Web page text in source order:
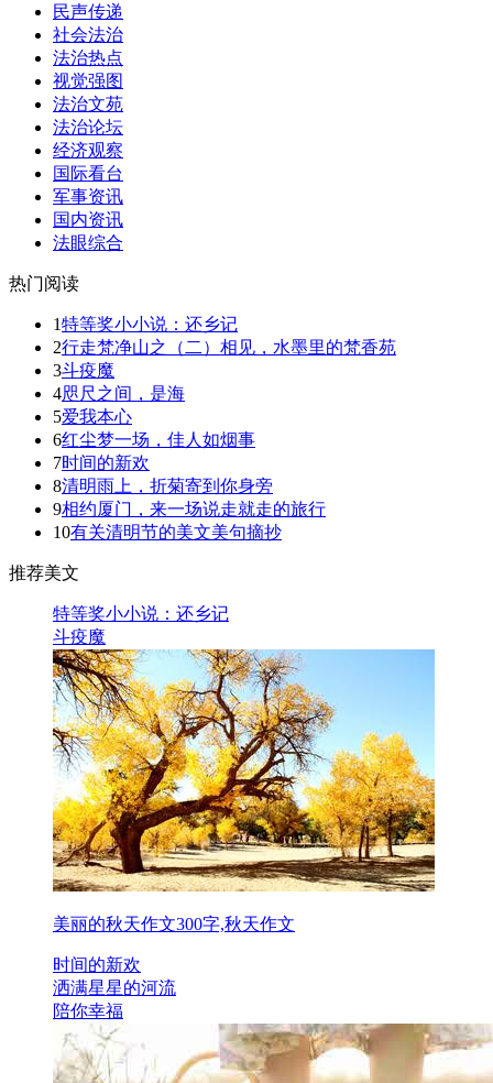
民声传递
社会法治
法治热点
视觉强图
法治文苑
法治论坛
经济观察
国际看台
军事资讯
国内资讯
法眼综合
热门阅读
1特等奖小小说：还乡记
2行走梵净山之（二）相见，水墨里的梵香苑
3斗疫魔
4咫尺之间，是海
5爱我本心
6红尘梦一场，佳人如烟事
7时间的新欢
8清明雨上，折菊寄到你身旁
9相约厦门，来一场说走就走的旅行
10有关清明节的美文美句摘抄
推荐美文
特等奖小小说：还乡记
斗疫魔
美丽的秋天作文300字,秋天作文
时间的新欢
洒满星星的河流
陪你幸福